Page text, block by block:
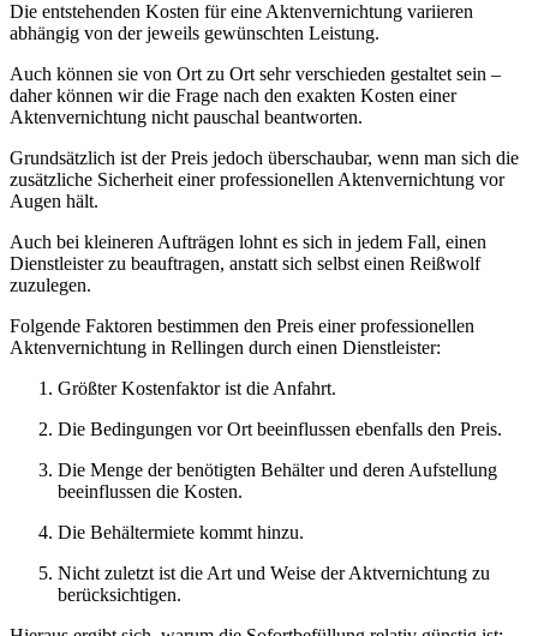
Die entstehenden Kosten für eine Aktenvernichtung variieren
abhängig von der jeweils gewünschten Leistung.
Auch können sie von Ort zu Ort sehr verschieden gestaltet sein –
daher können wir die Frage nach den exakten Kosten einer
Aktenvernichtung nicht pauschal beantworten.
Grundsätzlich ist der Preis jedoch überschaubar, wenn man sich die
zusätzliche Sicherheit einer professionellen Aktenvernichtung vor
Augen hält.
Auch bei kleineren Aufträgen lohnt es sich in jedem Fall, einen
Dienstleister zu beauftragen, anstatt sich selbst einen Reißwolf
zuzulegen.
Folgende Faktoren bestimmen den Preis einer professionellen
Aktenvernichtung in Rellingen durch einen Dienstleister:
Größter Kostenfaktor ist die Anfahrt.
Die Bedingungen vor Ort beeinflussen ebenfalls den Preis.
Die Menge der benötigten Behälter und deren Aufstellung
beeinflussen die Kosten.
Die Behältermiete kommt hinzu.
Nicht zuletzt ist die Art und Weise der Aktvernichtung zu
berücksichtigen.